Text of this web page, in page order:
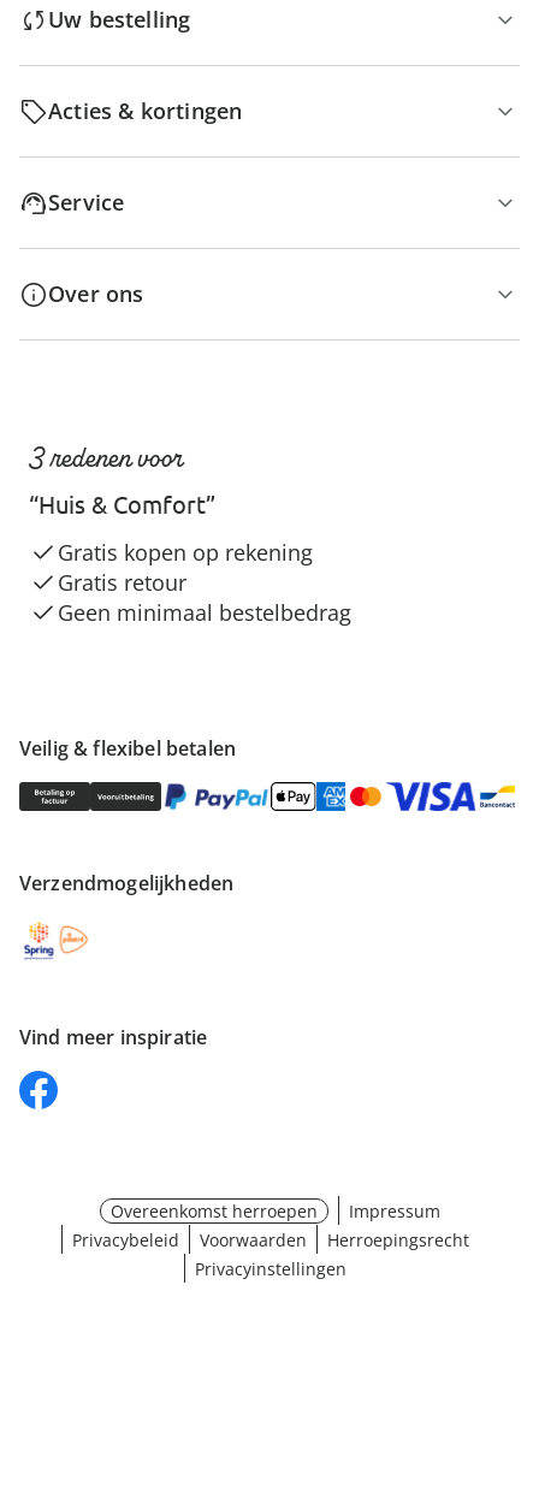
Uw bestelling
Acties & kortingen
Service
Over ons
Veilig & flexibel betalen
Verzendmogelijkheden
Vind meer inspiratie
3 redenen voor
“Huis & Comfort”
Gratis kopen op rekening
Gratis retour
Geen minimaal bestelbedrag
Overeenkomst herroepen
Impressum
Privacybeleid
Voorwaarden
Herroepingsrecht
Privacyinstellingen